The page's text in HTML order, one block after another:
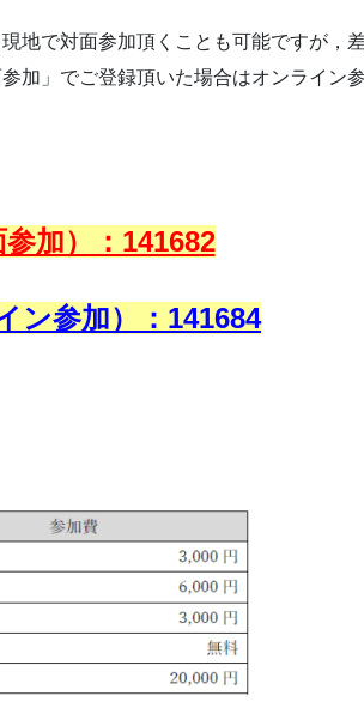
地で対面参加頂くことも可能ですが，
加」でご登録頂いた場合はオンライン
加）：141682
ン参加）：141684